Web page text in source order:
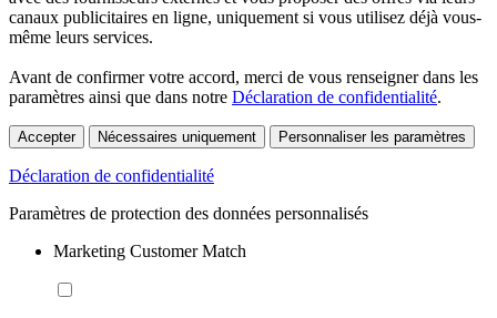
canaux publicitaires en ligne, uniquement si vous utilisez déjà vous-
même leurs services.
Avant de confirmer votre accord, merci de vous renseigner dans les
paramètres ainsi que dans notre Déclaration de confidentialité.
Accepter Nécessaires uniquement Personnaliser les paramètres
Déclaration de confidentialité
Paramètres de protection des données personnalisés
Marketing Customer Match